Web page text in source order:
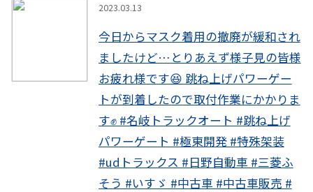
2023.03.13
今日からマスク着用の撤廃が緩和され
ましたけど…とりあえず様子見の皆様
お疲れ様です😆 跳ね上げパワーゲー
トが到着したので取付作業にかかりま
す✊ #名岐トラックオート #跳ね上げ
パワーゲート #極東開発 #特殊架装
#udトラックス #日野自動車 #三菱ふ
そう #いすゞ #中古車 #中古車販売 #